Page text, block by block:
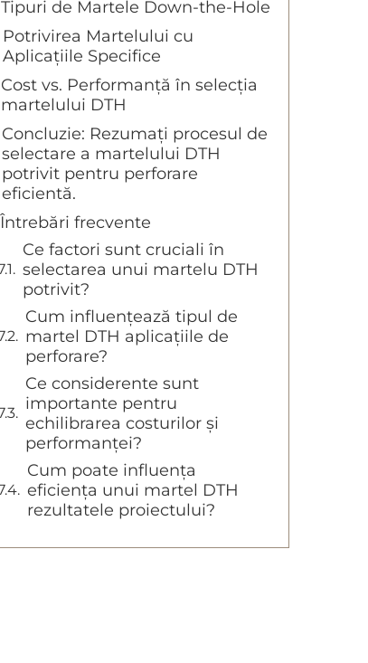
Tipuri de Martele Down-the-Hole
Potrivirea Martelului cu
Aplicațiile Specifice
Cost vs. Performanță în selecția
martelului DTH
Concluzie: Rezumați procesul de
selectare a martelului DTH
potrivit pentru perforare
eficientă.
Întrebări frecvente
Ce factori sunt cruciali în
selectarea unui martelu DTH
potrivit?
Cum influențează tipul de
martel DTH aplicațiile de
perforare?
Ce considerente sunt
importante pentru
echilibrarea costurilor și
performanței?
Cum poate influența
eficiența unui martel DTH
rezultatele proiectului?